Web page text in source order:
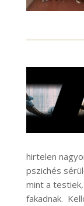
hirtelen
pszichés
mint a
fakadnak.